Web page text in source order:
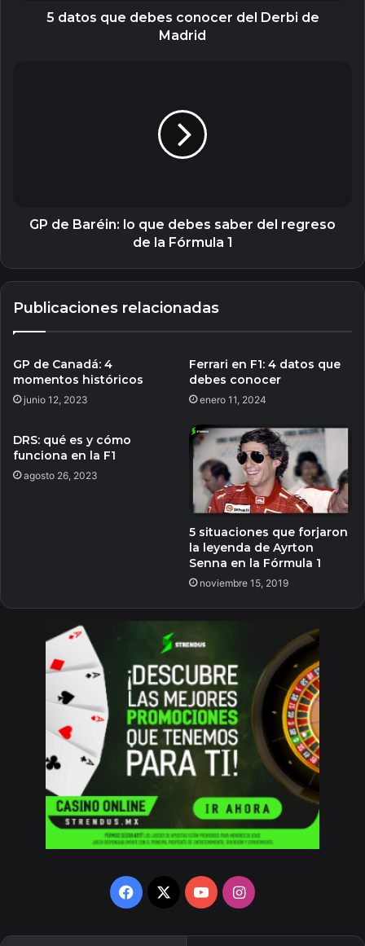
5 datos que debes conocer del Derbi de
Madrid
GP de Baréin: lo que debes saber del regreso
de la Fórmula 1
Publicaciones relacionadas
GP de Canadá: 4
momentos históricos
junio 12, 2023
Ferrari en F1: 4 datos que
debes conocer
enero 11, 2024
DRS: qué es y cómo
funciona en la F1
agosto 26, 2023
5 situaciones que forjaron
la leyenda de Ayrton
Senna en la Fórmula 1
noviembre 15, 2019
Facebook
X YouTubeInstagram